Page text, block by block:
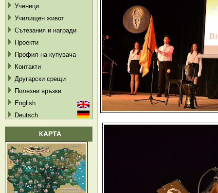
Ученици
Училищен живот
Сътезания и награди
Проекти
Профил на купувача
Контакти
Другарски срещи
Полезни връзки
English
Deutsch
КАРТА